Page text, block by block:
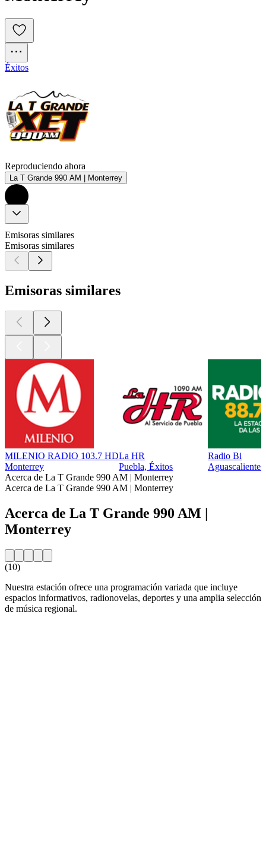
Éxitos
Reproduciendo ahora
La T Grande 990 AM | Monterrey
Emisoras similares
Emisoras similares
Emisoras similares
MILENIO RADIO 103.7 HD
Monterrey
La HR
Puebla, Éxitos
Radio Bi
Aguascalientes
Acerca de La T Grande 990 AM | Monterrey
Acerca de La T Grande 990 AM | Monterrey
Acerca de La T Grande 990 AM |
Monterrey
(10)
Nuestra estación ofrece una programación variada que incluye
espacios informativos, radionovelas, deportes y una amplia selección
de música regional.